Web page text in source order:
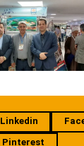
Linkedin